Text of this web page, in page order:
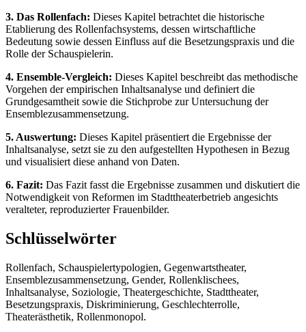
3. Das Rollenfach: Dieses Kapitel betrachtet die historische
Etablierung des Rollenfachsystems, dessen wirtschaftliche
Bedeutung sowie dessen Einfluss auf die Besetzungspraxis und die
Rolle der Schauspielerin.
4. Ensemble-Vergleich: Dieses Kapitel beschreibt das methodische
Vorgehen der empirischen Inhaltsanalyse und definiert die
Grundgesamtheit sowie die Stichprobe zur Untersuchung der
Ensemblezusammensetzung.
5. Auswertung: Dieses Kapitel präsentiert die Ergebnisse der
Inhaltsanalyse, setzt sie zu den aufgestellten Hypothesen in Bezug
und visualisiert diese anhand von Daten.
6. Fazit: Das Fazit fasst die Ergebnisse zusammen und diskutiert die
Notwendigkeit von Reformen im Stadttheaterbetrieb angesichts
veralteter, reproduzierter Frauenbilder.
Schlüsselwörter
Rollenfach, Schauspielertypologien, Gegenwartstheater,
Ensemblezusammensetzung, Gender, Rollenklischees,
Inhaltsanalyse, Soziologie, Theatergeschichte, Stadttheater,
Besetzungspraxis, Diskriminierung, Geschlechterrolle,
Theaterästhetik, Rollenmonopol.